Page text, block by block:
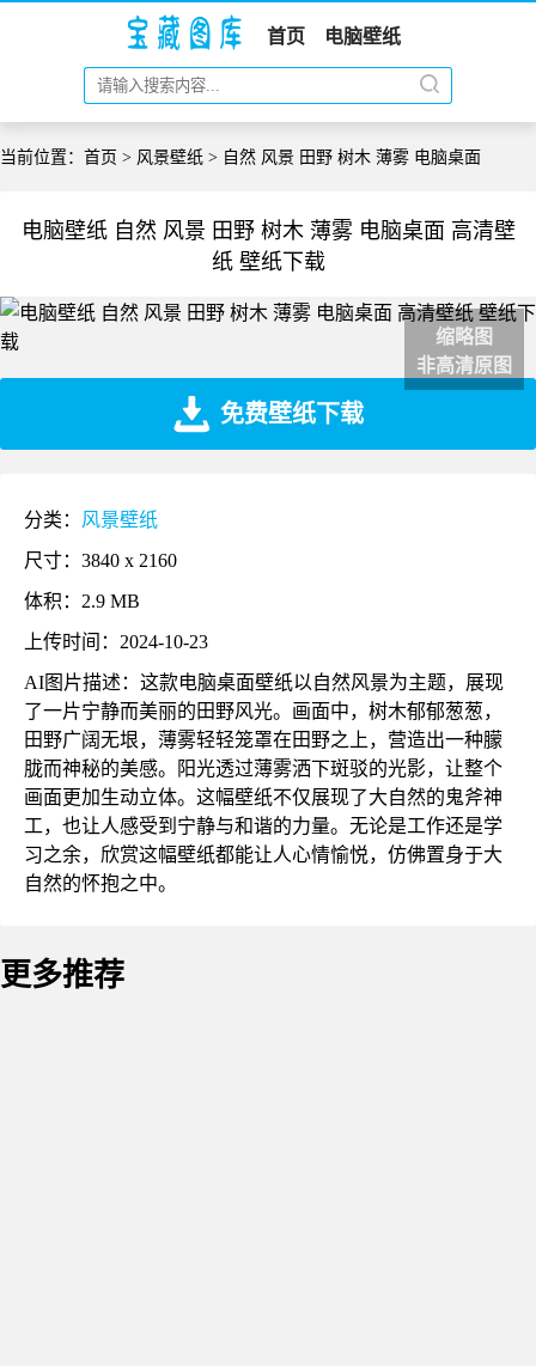
首页 电脑壁纸
当前位置： 首页 > 风景壁纸 > 自然 风景 田野 树木 薄雾 电脑桌面
电脑壁纸 自然 风景 田野 树木 薄雾 电脑桌面 高清壁
纸 壁纸下载
缩略图
非高清原图
免费壁纸下载
分类： 风景壁纸
尺寸：3840 x 2160
体积：2.9 MB
上传时间：2024-10-23
AI图片描述：这款电脑桌面壁纸以自然风景为主题，展现
了一片宁静而美丽的田野风光。画面中，树木郁郁葱葱，
田野广阔无垠，薄雾轻轻笼罩在田野之上，营造出一种朦
胧而神秘的美感。阳光透过薄雾洒下斑驳的光影，让整个
画面更加生动立体。这幅壁纸不仅展现了大自然的鬼斧神
工，也让人感受到宁静与和谐的力量。无论是工作还是学
习之余，欣赏这幅壁纸都能让人心情愉悦，仿佛置身于大
自然的怀抱之中。
更多推荐